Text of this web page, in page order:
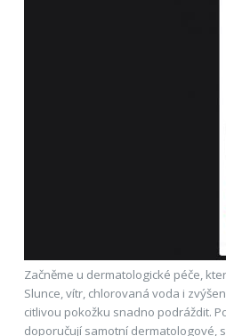
Začněme u dermatologické péče,
Slunce, vítr, chlorovaná voda i
citlivou pokožku snadno podráždit.
doporučují samotní dermatologové,